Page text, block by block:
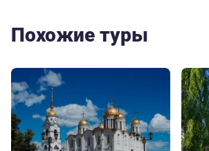
Похожие туры